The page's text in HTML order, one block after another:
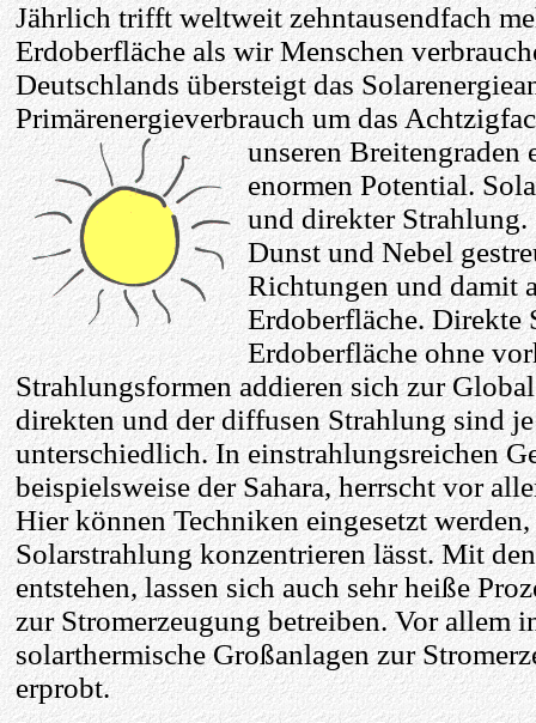
Jährlich trifft weltweit zehntausendfach
Erdoberfläche als wir Menschen
Deutschlands übersteigt das
Primärenergieverbrauch um das
unserenBreitengraden
enormen Potential.
und direkter
Dunst und Nebel
Richtungen und damit
Erdoberfläche. Direkte
Erdoberfläche ohne
Strahlungsformen addieren sich zur
direkten und der diffusen Strahlung sind
unterschiedlich. In einstrahlungsreichen
beispielsweise der Sahara, herrscht vor
Hier können Techniken eingesetzt
Solarstrahlung konzentrieren lässt. Mit
entstehen, lassen sich auch sehr heiße
zur Stromerzeugung betreiben. Vor allem
solarthermische Großanlagen zur
erprobt.